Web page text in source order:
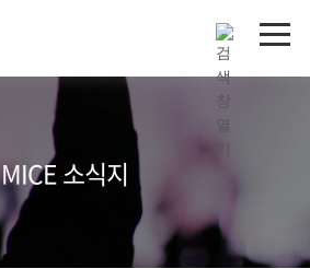
MICE 소식지